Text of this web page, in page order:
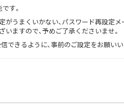
す。
うまくいかない、パスワード再設定
ますので、予めご了承くださいませ。
きるように、事前のご設定をお願いい